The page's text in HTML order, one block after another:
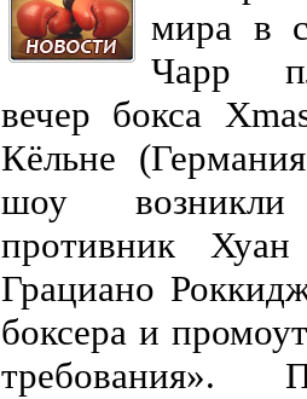
мира в
Чарр
вечер бокса
Кёльне
шоу возникли
противник
Грациано
боксера и
требования».